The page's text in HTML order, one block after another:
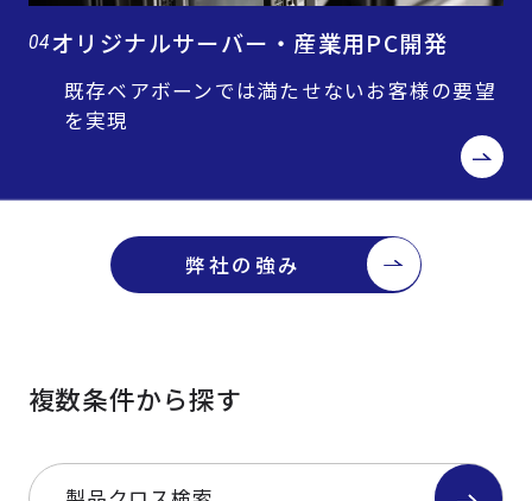
04オリジナルサーバー・産業用PC開発
既存ベアボーンでは満たせないお客様の要望
を実現
弊社の強み
複数条件から探す